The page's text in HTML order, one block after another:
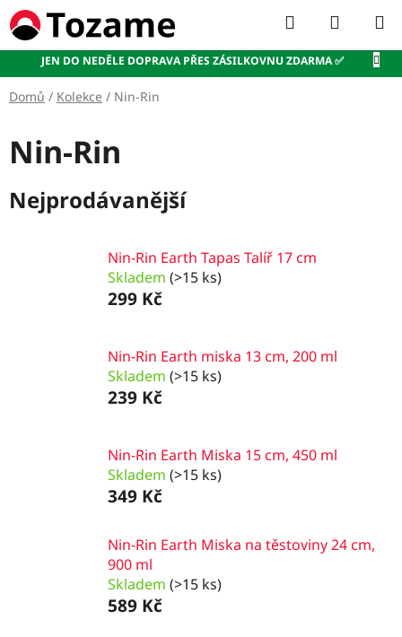
Přejít
na
obsah
JEN DO NEDĚLE DOPRAVA PŘES ZÁSILKOVNU ZDARMA ✅
Hledat
KOŠÍK
Domů / Kolekce / Nin-Rin
Nin-Rin
Nejprodávanější
Nin-Rin Earth Tapas Talíř 17 cm
Skladem (>15 ks)
299 Kč
Nin-Rin Earth miska 13 cm, 200 ml
Skladem (>15 ks)
239 Kč
Nin-Rin Earth Miska 15 cm, 450 ml
Skladem (>15 ks)
349 Kč
Nin-Rin Earth Miska na těstoviny 24 cm,
900 ml
Skladem (>15 ks)
589 Kč